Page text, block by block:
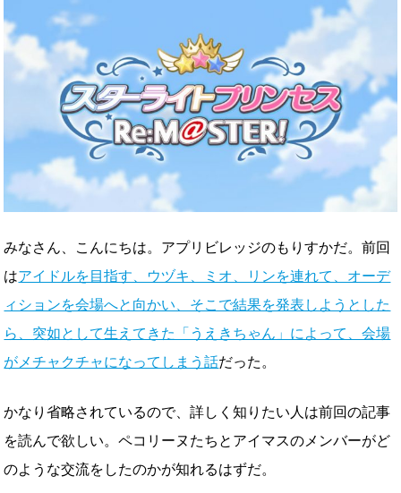
みなさん、こんにちは。アプリビレッジのもりすかだ。前回
はアイドルを目指す、ウヅキ、ミオ、リンを連れて、オーデ
ィションを会場へと向かい、そこで結果を発表しようとした
ら、突如として生えてきた「うえきちゃん」によって、会場
がメチャクチャになってしまう話だった。
かなり省略されているので、詳しく知りたい人は前回の記事
を読んで欲しい。ペコリーヌたちとアイマスのメンバーがど
のような交流をしたのかが知れるはずだ。